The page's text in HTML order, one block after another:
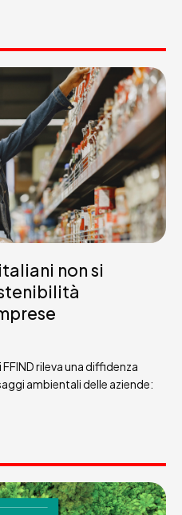
non si
rileva una diffidenza
ambientali delle aziende: